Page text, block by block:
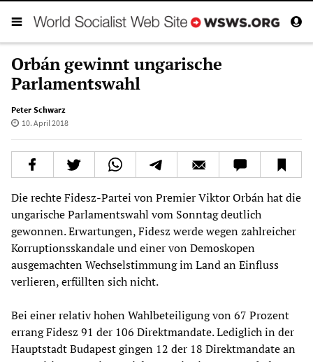
Orbán gewinnt ungarische
Parlamentswahl
Peter Schwarz
10. April 2018
Die rechte Fidesz-Partei von Premier Viktor Orbán hat die
ungarische Parlamentswahl vom Sonntag deutlich
gewonnen. Erwartungen, Fidesz werde wegen zahlreicher
Korruptionsskandale und einer von Demoskopen
ausgemachten Wechselstimmung im Land an Einfluss
verlieren, erfüllten sich nicht.
Bei einer relativ hohen Wahlbeteiligung von 67 Prozent
errang Fidesz 91 der 106 Direktmandate. Lediglich in der
Hauptstadt Budapest gingen 12 der 18 Direktmandate an